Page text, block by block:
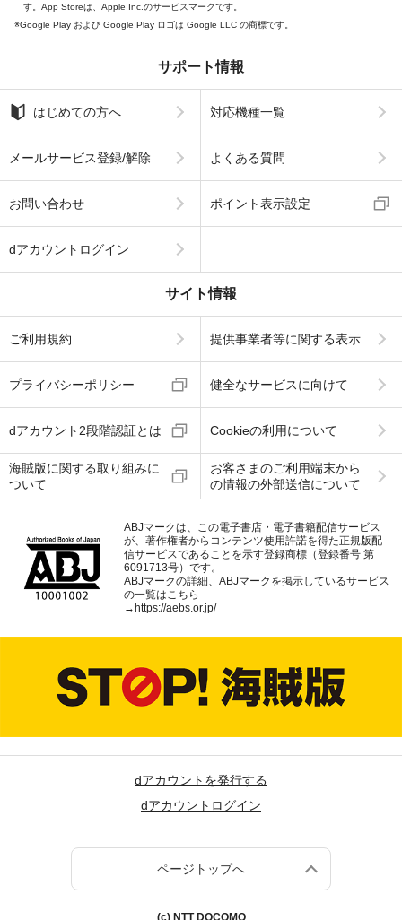
す。App Storeは、Apple Inc.のサービスマークです。
Google Play および Google Play ロゴは Google LLC の商標です。
サポート情報
はじめての方へ 対応機種一覧
メールサービス登録/解除 よくある質問
お問い合わせ ポイント表示設定
dアカウントログイン
サイト情報
ご利用規約 提供事業者等に関する表示
プライバシーポリシー 健全なサービスに向けて
dアカウント2段階認証とは Cookieの利用について
海賊版に関する取り組みに
ついて
お客さまのご利用端末から
の情報の外部送信について
ABJマークは、この電子書店・電子書籍配信サービス
が、著作権者からコンテンツ使用許諾を得た正規版配
信サービスであることを示す登録商標（登録番号 第
6091713号）です。
ABJマークの詳細、ABJマークを掲示しているサービス
の一覧はこちら
→ https://aebs.or.jp/
dアカウントを発行する
dアカウントログイン
ページトップへ